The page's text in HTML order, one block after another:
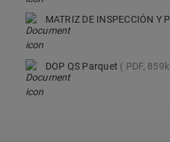
MATRIZ DE INSPECCIÓN Y
DOP QS Parquet PDF,